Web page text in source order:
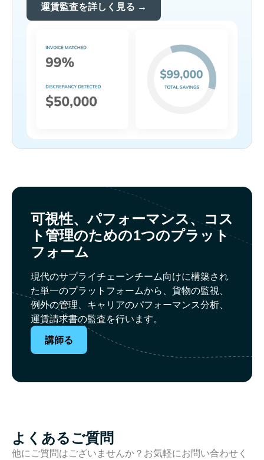
運賃監査を詳しく見る →
可視性、パフォーマンス、コス
ト管理のための1つのプラット
フォーム
現代のサプライチェーンチーム向けに構築され
た単一のプラットフォームから、貨物の監視、
例外の管理、キャリアのパフォーマンス分析、
運賃請求書の監査を行います。
講師る
よくあるご質問
他にご質問はございませんか？お気軽にお問い合わせく